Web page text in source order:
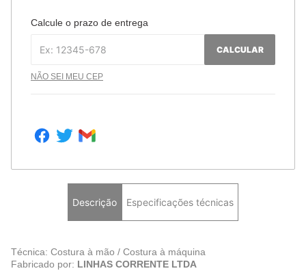
Calcule o prazo de entrega
CALCULAR
NÃO SEI MEU CEP
Descrição Especificações técnicas
Técnica: Costura à mão / Costura à máquina
Fabricado por: LINHAS CORRENTE LTDA